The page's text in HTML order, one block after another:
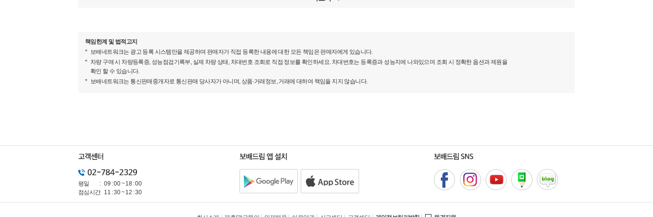
자동차 매매업에 배운 노하우로 보다 나은 자동차를 판매하는 전문딜러입니다.
100% 실매물 차량이며 허위 매물일시 위약금 지급이 가능한 차량입니다.
실 생활에 쓰이는 기본 옵션들은 모두 장착이 되어있습니다.
전액할부가능 카드결제가능 대차가능
좋은 차량은 고객님을 오래 기다리지 않습니다.
》소유주 정보로
- 30대 남성분이 타던 차량입니다.
책임한계 및 법적고지
보배네트워크는 광고 등록 시스템만을 제공하며 판매자가 직접 등록한 내용에 대한 모든 책임은 판매자에게 있습니다.
차량 구매 시 차량등록증, 성능점검기록부, 실제 차량 상태, 차대번호 조회로 직접 정보를 확인하세요. 차대번호는 등록증과 성능지에 나와있으며 조회 시 정확한 옵션과 제원을
확인 할 수 있습니다.
보배네트워크는 통신판매중개자로 통신판매 당사자가 아니며, 상품·거래정보, 거래에 대하여 책임을 지지 않습니다.
평일
09 : 00 ~ 18 : 00
점심시간 11 : 30 ~ 12 : 30